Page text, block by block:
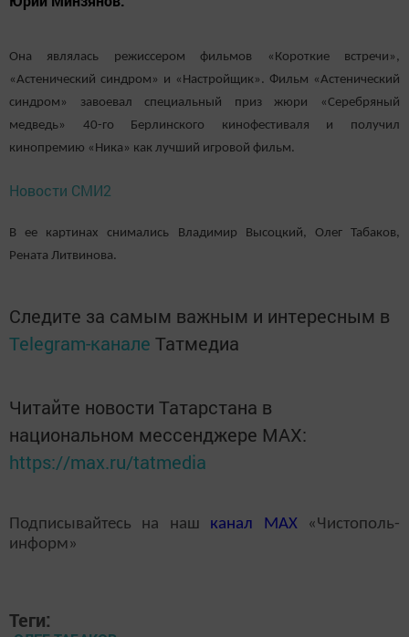
Она являлась режиссером фильмов «Короткие встречи»,
«Астенический синдром» и «Настройщик». Фильм «Астенический
синдром» завоевал специальный приз жюри «Серебряный
медведь» 40-го Берлинского кинофестиваля и получил
кинопремию «Ника» как лучший игровой фильм.
Новости СМИ2
В ее картинах снимались Владимир Высоцкий, Олег Табаков,
Рената Литвинова.
Следите за самым важным и интересным в
Telegram-канале Татмедиа
Читайте новости Татарстана в
национальном мессенджере MАХ:
https://max.ru/tatmedia
Подписывайтесь на наш канал MAX«Чистополь-
информ»
Теги: